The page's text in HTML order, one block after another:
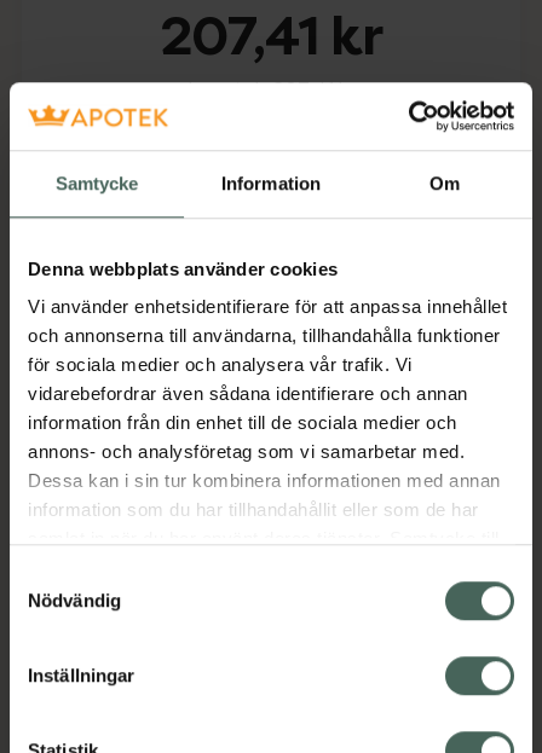
Samtycke Information Om
Denna webbplats använder cookies
Vi använder enhetsidentifierare för att anpassa innehållet
och annonserna till användarna, tillhandahålla funktioner
för sociala medier och analysera vår trafik. Vi
vidarebefordrar även sådana identifierare och annan
information från din enhet till de sociala medier och
annons- och analysföretag som vi samarbetar med.
Dessa kan i sin tur kombinera informationen med annan
information som du har tillhandahållit eller som de har
återkalla ditt samtycke via webbplatsens
cookieinställningar. Ett återkallat samtycke påverkar inte
lagligheten av behandling som skett innan återkallelsen.
Nödvändig
Inställningar
207,41 kr
I apotek:207,41 kr
Köp via ditt recept
Beskrivning Dölj
Läs alltid bipacksedeln innan
användning.
EAN:
07046264325018